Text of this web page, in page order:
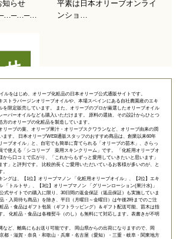
ルをはじめ、オリーブ化粧品の日本オリーブ公式通販サイトです。
ストラバージンオリーブオイルや、本場スペインにある自社農園産のエキ
を限定販売しています。 また、オリーブのプロが厳選したオリーブオイル
ーバーオイルなども購入いただけます。 原料の選抜、その設計からひとつ
のオリーブの化粧品を製造しています。
リーブの葉、オリーブ果汁・オリーブスクワランなど、オリーブ由来の潤
ます。 日本オリーブWEB通販スタッフのおすすめ商品は、創業以来60年
ーブオイル 」と、自宅でも簡単に育てられる「 オリーブの苗木 」、さらっ
で使える「 シコリーブ 薬用スキンクリーム 」です。 「化粧用オリーブオ
から口コミで広がり、「これからもずっと愛用していきたいと思います」
す」と評判です。 比較的長くご愛用いただいているお客様が多いのが、と
ングは、【1位】オリーブマノン 「 化粧用オリーブオイル 」、【2位】 エキ
「トルトサ」 、【3位】 オリーブマノン 「グリーンローション(果汁水)」
式サイトでの購入に限り、 30日間の返金保証（返品保証）
も実施していま
・入荷待ち商品）を除き、平日（月曜日～金曜日）は午後2時までのご注
品・食品はギフト包装（ギフトラッピング）＆ギフト配送可能、苗木は指
。 化粧品・食品は各種熨斗（のし）も無料にて対応します。表書きが不明
など、離島にもお送り可能です。 岡山県からの出荷になりますので、岡
都・滋賀・奈良・和歌山・兵庫・名古屋（愛知）・三重・岐阜・関東地方